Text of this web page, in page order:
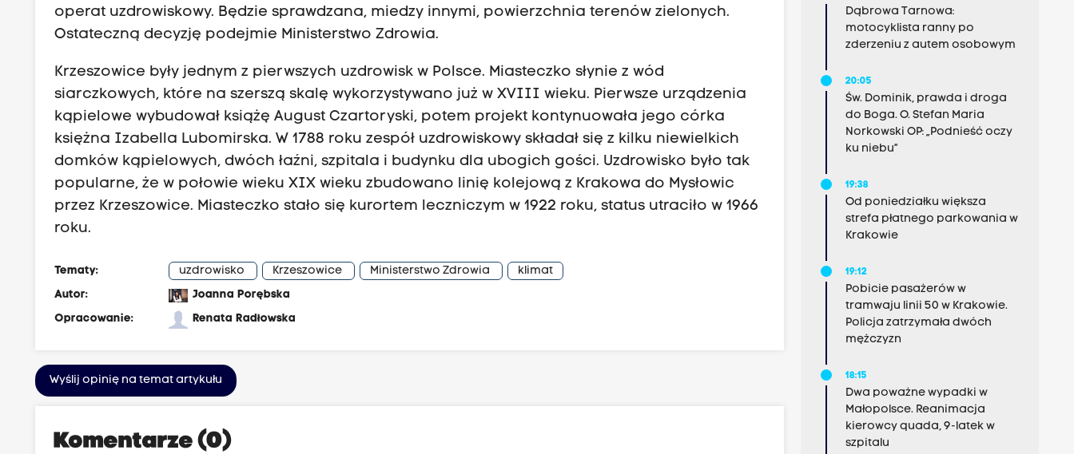
operat uzdrowiskowy. Będzie sprawdzana, miedzy innymi, powierzchnia terenów zielonych.
Ostateczną decyzję podejmie Ministerstwo Zdrowia.
Krzeszowice były jednym z pierwszych uzdrowisk w Polsce. Miasteczko słynie z wód
siarczkowych, które na szerszą skalę wykorzystywano już w XVIII wieku. Pierwsze urządzenia
kąpielowe wybudował książę August Czartoryski, potem projekt kontynuowała jego córka
księżna Izabella Lubomirska. W 1788 roku zespół uzdrowiskowy składał się z kilku niewielkich
domków kąpielowych, dwóch łaźni, szpitala i budynku dla ubogich gości. Uzdrowisko było tak
popularne, że w połowie wieku XIX wieku zbudowano linię kolejową z Krakowa do Mysłowic
przez Krzeszowice. Miasteczko stało się kurortem leczniczym w 1922 roku, status utraciło w 1966
roku.
Tematy: uzdrowisko Krzeszowice Ministerstwo Zdrowia
klimat
Autor:
Joanna Porębska
Opracowanie:
Renata Radłowska
Wyślij opinię na temat artykułu
Komentarze (0)
Dąbrowa Tarnowa:
motocyklista ranny po
zderzeniu z autem osobowym
20:05
Św. Dominik, prawda i droga
do Boga. O. Stefan Maria
Norkowski OP: „Podnieść oczy
ku niebu”
19:38
Od poniedziałku większa
strefa płatnego parkowania w
Krakowie
19:12
Pobicie pasażerów w
tramwaju linii 50 w Krakowie.
Policja zatrzymała dwóch
mężczyzn
18:15
Dwa poważne wypadki w
Małopolsce. Reanimacja
kierowcy quada, 9-latek w
szpitalu